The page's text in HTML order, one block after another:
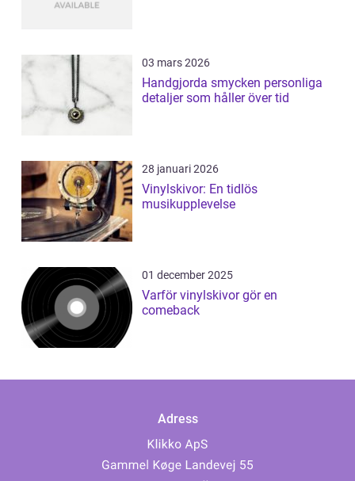
03 mars 2026
Handgjorda smycken personliga
detaljer som håller över tid
28 januari 2026
Vinylskivor: En tidlös
musikupplevelse
01 december 2025
Varför vinylskivor gör en
comeback
Adress